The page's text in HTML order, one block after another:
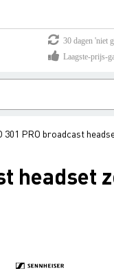
30 dagen 'niet
Laagste-prijs-
301 PRO broadcast
headset